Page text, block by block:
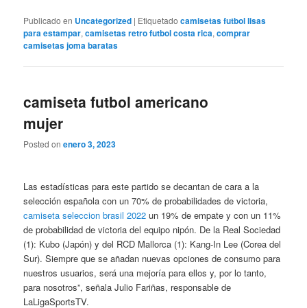
Publicado en Uncategorized | Etiquetado camisetas futbol lisas
para estampar,camisetas retro futbol costa rica,comprar
camisetas joma baratas
camiseta futbol americano
mujer
Posted onenero 3, 2023
Las estadísticas para este partido se decantan de cara a la
selección española con un 70% de probabilidades de victoria,
camiseta seleccion brasil 2022 un 19% de empate y con un 11%
de probabilidad de victoria del equipo nipón. De la Real Sociedad
(1): Kubo (Japón) y del RCD Mallorca (1): Kang-In Lee (Corea del
Sur). Siempre que se añadan nuevas opciones de consumo para
nuestros usuarios, será una mejoría para ellos y, por lo tanto,
para nosotros”, señala Julio Fariñas, responsable de
LaLigaSportsTV.